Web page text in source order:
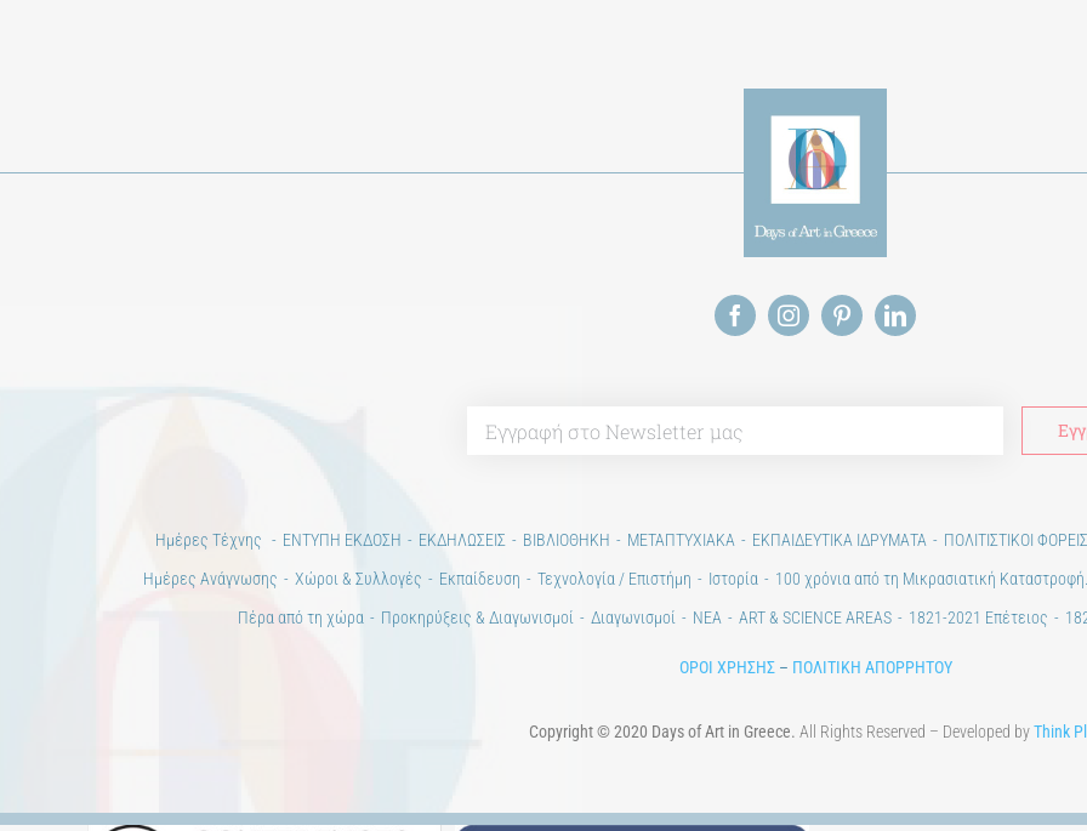
Ημέρες Τέχνης ΕΝΤΥΠΗ ΕΚΔΟΣΗ ΕΚΔΗΛΩΣΕΙΣ ΒΙΒΛΙΟΘΗΚΗ ΜΕΤΑΠΤΥΧΙΑΚΑ ΕΚΠΑΙΔΕΥΤΙΚΑ ΙΔΡΥΜΑΤΑ ΠΟΛΙΤΙΣΤΙΚΟΙ ΦΟΡΕΙΣ
Ημέρες Ανάγνωσης
Χώροι & Συλλογές Εκπαίδευση Τεχνολογία / Επιστήμη Ιστορία 100 χρόνια από τη Μικρασιατική
Πέρα από τη χώρα
Προκηρύξεις & Διαγωνισμοί Διαγωνισμοί ΝΕΑ ART & SCIENCE AREAS 1821-2021 Επέτειος
ΟΡΟΙ ΧΡΗΣΗΣ– ΠΟΛΙΤΙΚΗ ΑΠΟΡΡΗΤΟΥ
Copyright © 2020 Days of Art in Greece. All Rights Reserved – Developed byThink